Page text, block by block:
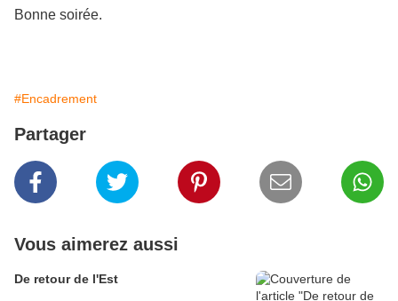
Bonne soirée.
#Encadrement
Partager
Vous aimerez aussi
De retour de l'Est